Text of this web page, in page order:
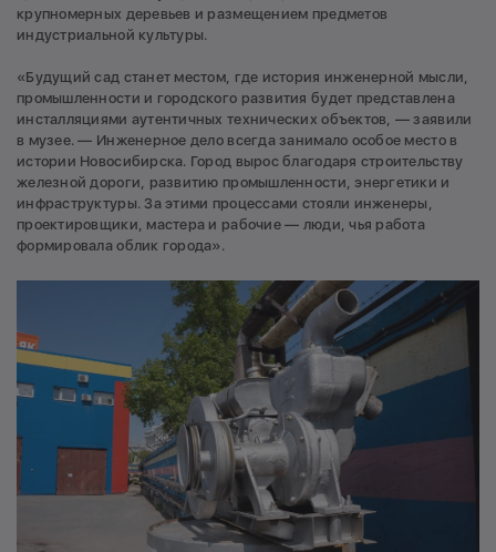
крупномерных деревьев и размещением предметов
индустриальной культуры.
«Будущий сад станет местом, где история инженерной мысли,
промышленности и городского развития будет представлена
инсталляциями аутентичных технических объектов, — заявили
в музее. — Инженерное дело всегда занимало особое место в
истории Новосибирска. Город вырос благодаря строительству
железной дороги, развитию промышленности, энергетики и
инфраструктуры. За этими процессами стояли инженеры,
проектировщики, мастера и рабочие — люди, чья работа
формировала облик города».